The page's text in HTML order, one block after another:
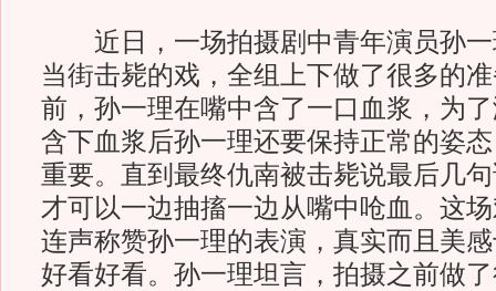
近日，一场拍摄剧中青年演员孙一
当街击毙的戏，全组上下做了很多的
前，孙一理在嘴中含了一口血浆，为
含下血浆后孙一理还要保持正常的姿
重要。直到最终仇南被击毙说最后几
才可以一边抽搐一边从嘴中呛血。这
连声称赞孙一理的表演，真实而且美
好看好看。孙一理坦言，拍摄之前做